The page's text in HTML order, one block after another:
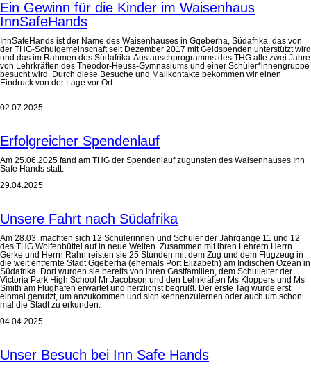
Ein Gewinn für die Kinder im Waisenhaus
InnSafeHands
InnSafeHands ist der Name des Waisenhauses in Gqeberha, Südafrika, das von
der THG-Schulgemeinschaft seit Dezember 2017 mit Geldspenden unterstützt wird
und das im Rahmen des Südafrika-Austauschprogramms des THG alle zwei Jahre
von Lehrkräften des Theodor-Heuss-Gymnasiums und einer Schüler*innengruppe
besucht wird. Durch diese Besuche und Mailkontakte bekommen wir einen
Eindruck von der Lage vor Ort.
02.07.2025
Erfolgreicher Spendenlauf
Am 25.06.2025 fand am THG der Spendenlauf zugunsten des Waisenhauses Inn
Safe Hands statt.
29.04.2025
Unsere Fahrt nach Südafrika
Am 28.03. machten sich 12 Schülerinnen und Schüler der Jahrgänge 11 und 12
des THG Wolfenbüttel auf in neue Welten. Zusammen mit ihren Lehrern Herrn
Gerke und Herrn Rahn reisten sie 25 Stunden mit dem Zug und dem Flugzeug in
die weit entfernte Stadt Gqeberha (ehemals Port Elizabeth) am Indischen Ozean in
Südafrika. Dort wurden sie bereits von ihren Gastfamilien, dem Schulleiter der
Victoria Park High School Mr Jacobson und den Lehrkräften Ms Kloppers und Ms
Smith am Flughafen erwartet und herzlichst begrüßt. Der erste Tag wurde erst
einmal genutzt, um anzukommen und sich kennenzulernen oder auch um schon
mal die Stadt zu erkunden.
04.04.2025
Unser Besuch bei Inn Safe Hands